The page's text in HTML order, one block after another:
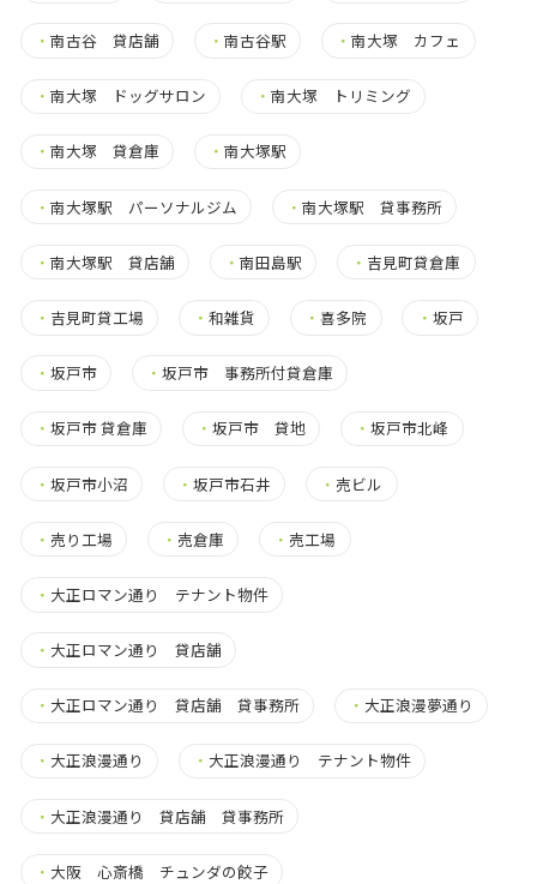
・ 南古谷 貸店舗 ・南古谷駅 ・南大塚 カフェ
・ 南大塚 ドッグサロン ・南大塚 トリミング
・ 南大塚 貸倉庫 ・南大塚駅
・ 南大塚駅 パーソナルジム ・南大塚駅 貸事務所
・ 南大塚駅 貸店舗 ・南田島駅 ・ 吉見町貸倉庫
・ 吉見町貸工場 ・和雑貨 ・喜多院 ・ 坂戸
・ 坂戸市 ・坂戸市 事務所付貸倉庫
・ 坂戸市 貸倉庫 ・坂戸市 貸地 ・坂戸市北峰
・ 坂戸市小沼 ・坂戸市石井 ・ 売ビル
・ 売り工場 ・ 売倉庫 ・ 売工場
・ 大正ロマン通り テナント物件
・ 大正ロマン通り 貸店舗
・ 大正ロマン通り 貸店舗 貸事務所 ・ 大正浪漫夢通り
・ 大正浪漫通り ・ 大正浪漫通り テナント物件
・ 大正浪漫通り 貸店舗 貸事務所
・ 大阪 心斎橋 チュンダの餃子